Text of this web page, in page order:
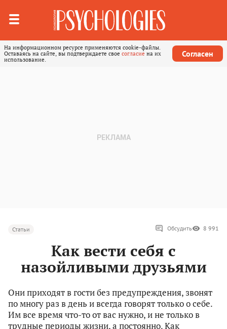
На информационном ресурсе применяются cookie-файлы.
Оставаясь на сайте, вы подтверждаете свое согласие на их
использование.
Согласен
Статьи Обсудить 8 991
Как вести себя с
назойливыми друзьями
Они приходят в гости без предупреждения, звонят
по многу раз в день и всегда говорят только о себе.
Им все время что-то от вас нужно, и не только в
трудные периоды жизни, а постоянно. Как